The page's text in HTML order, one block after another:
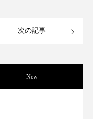
サロン戦略
次の記事
New